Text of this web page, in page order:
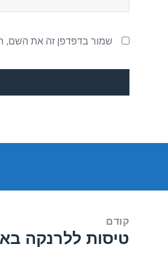
שמור בדפדפן זה את השם,
קודם
הפוסט
טיסות ללרנקה באוקטובר